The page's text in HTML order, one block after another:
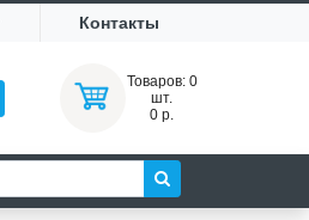
Контакты
Товаров: 0
шт.
0 р.